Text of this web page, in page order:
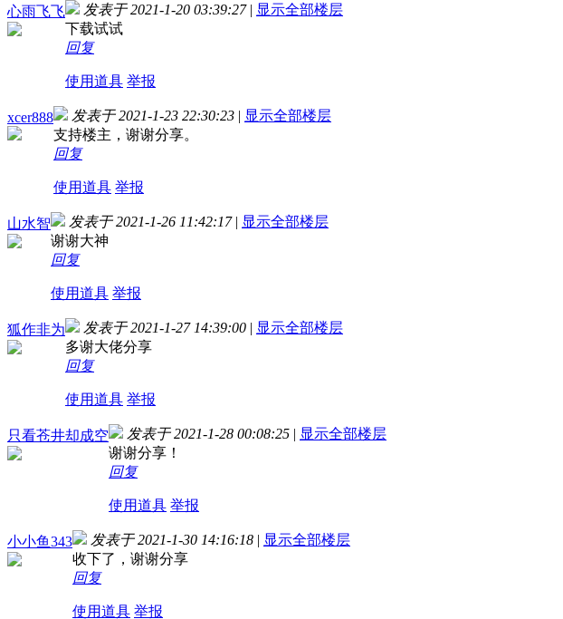
心雨飞飞 发表于 2021-1-20 03:39:27 | 显示全部楼层
下载试试
回复
使用道具 举报
xcer888 发表于 2021-1-23 22:30:23 | 显示全部楼层
支持楼主，谢谢分享。
回复
使用道具 举报
山水智 发表于 2021-1-26 11:42:17 | 显示全部楼层
谢谢大神
回复
使用道具 举报
狐作非为 发表于 2021-1-27 14:39:00 | 显示全部楼层
多谢大佬分享
回复
使用道具 举报
只看苍井却成空 发表于 2021-1-28 00:08:25 | 显示全部楼层
谢谢分享！
回复
使用道具 举报
小小鱼343 发表于 2021-1-30 14:16:18 | 显示全部楼层
收下了，谢谢分享
回复
使用道具 举报